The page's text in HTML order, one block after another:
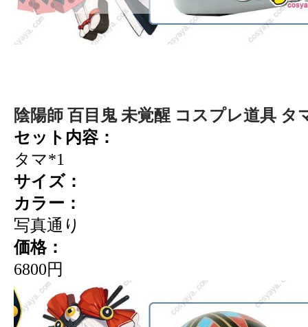
陰陽師 百目鬼 未覚醒 コスプレ道具 タ
セット内容：
タマ*1
サイズ：
カラー：
写真通り
価格：
6800円